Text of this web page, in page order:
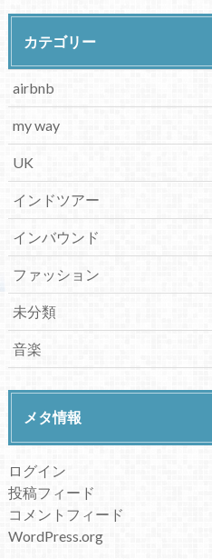
カテゴリー
airbnb
my way
UK
インドツアー
インバウンド
ファッション
未分類
音楽
メタ情報
ログイン
投稿フィード
コメントフィード
WordPress.org